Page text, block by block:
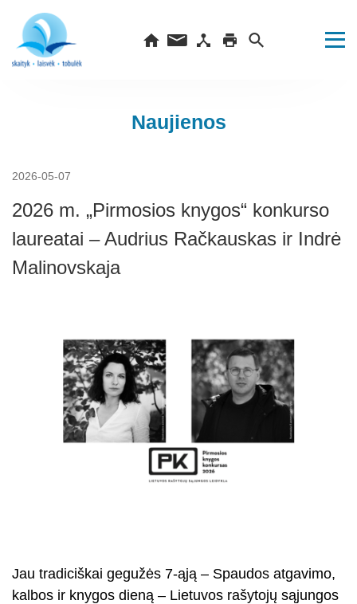
Naujienos
2026-05-07
2026 m. „Pirmosios knygos“ konkurso
laureatai – Audrius Račkauskas ir Indrė
Malinovskaja
Jau tradiciškai gegužės 7-ąją – Spaudos atgavimo,
kalbos ir knygos dieną – Lietuvos rašytojų sąjungos